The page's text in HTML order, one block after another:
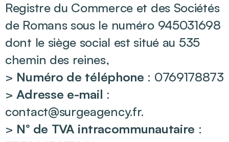
Registre du Commerce et des Sociétés
de Romans sous le numéro 945031698
dont le siège social est situé au 535
chemin des reines,
> Numéro de téléphone : 0769178873
>Adresse e-mail :
contact@surgeagency.fr.
> N° de TVA intracommunautaire :